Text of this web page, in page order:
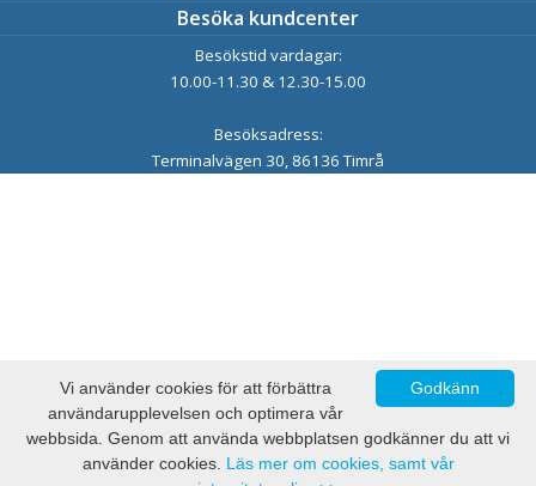
Besöka kundcenter
Besökstid vardagar:
10.00-11.30 & 12.30-15.00
Besöksadress:
Terminalvägen 30, 86136 Timrå
Godkänn
Vi använder cookies för att förbättra
användarupplevelsen och optimera vår
webbsida. Genom att använda webbplatsen godkänner du att vi
använder cookies. Läs mer om cookies, samt vår